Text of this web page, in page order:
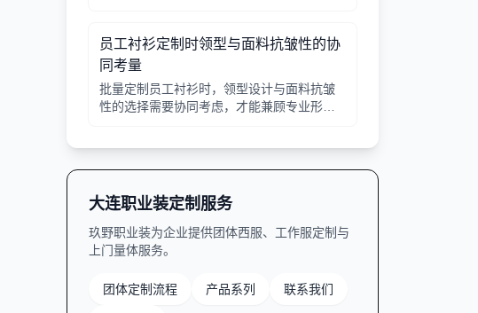
决策。
员工衬衫定制时领型与面料抗皱性的协
同考量
批量定制员工衬衫时，领型设计与面料抗皱
性的选择需要协同考虑，才能兼顾专业形象
大连职业装定制服务
玖野职业装为企业提供团体西服、工作服定制与
上门量体服务。
团体定制流程 产品系列 联系我们